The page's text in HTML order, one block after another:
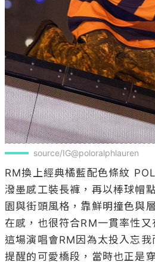
source/IG@poloralphlauren
RM換上經典橘藍配色條紋
潑墨感工裝長褲，再以棒球帽
園與街頭風格，靠鮮明撞色與
在感，也很符合RM一貫率性
這場演唱會RM因為太投入忘
提醒的可愛橋段，當時也正是